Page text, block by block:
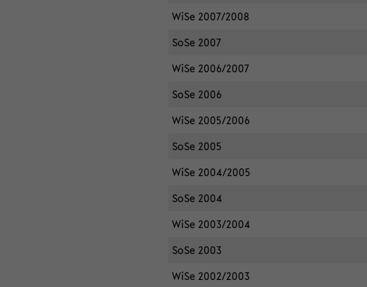
WiSe 2007/2008
SoSe 2007
WiSe 2006/2007
SoSe 2006
WiSe 2005/2006
SoSe 2005
WiSe 2004/2005
SoSe 2004
WiSe 2003/2004
SoSe 2003
WiSe 2002/2003